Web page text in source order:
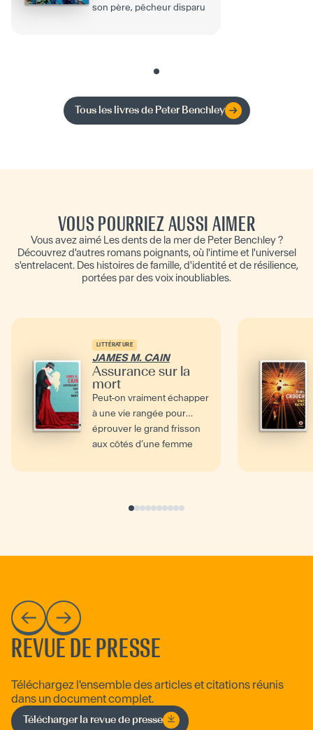
son père, pêcheur disparu
Tous les livres de Peter Benchley
VOUS POURRIEZ AUSSI AIMER
Vous avez aimé Les dents de la mer de Peter Benchley ?
Découvrez d'autres romans poignants, où l'intime et l'universel
s'entrelacent. Des histoires de famille, d'identité et de résilience,
portées par des voix inoubliables.
LITTÉRATURE
JAMES M. CAIN
Assurance sur la
mort
Peut-on vraiment échapper
à une vie rangée pour
éprouver le grand frisson
aux côtés d’une femme
REVUE DE PRESSE
Téléchargez l'ensemble des articles et citations réunis
dans un document complet.
Télécharger la revue de presse